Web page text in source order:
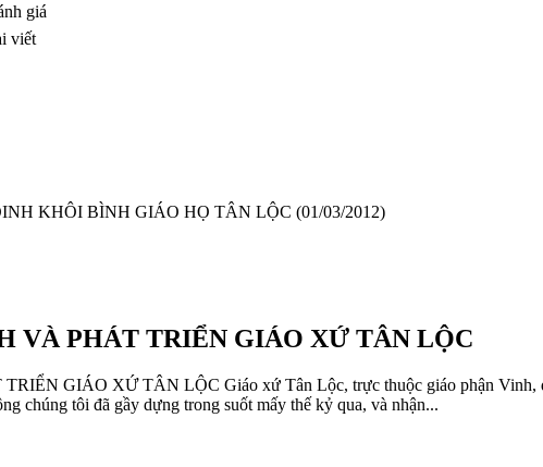
giá
viết
KHÔI BÌNH GIÁO HỌ TÂN LỘC (01/03/2012)
VÀ PHÁT TRIỂN GIÁO XỨ TÂN LỘC
GIÁO XỨ TÂN LỘC Giáo xứ Tân Lộc, trực thuộc giáo phận Vinh,
chúng tôi đã gầy dựng trong suốt mấy thế kỷ qua, và nhận...